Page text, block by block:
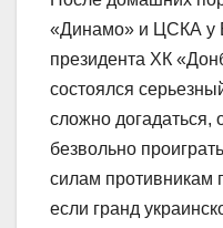
«Динамо» и ЦСКА у
президента ХК
состоялся
сложно догадаться,
безвольно
силам противникам
если гранд